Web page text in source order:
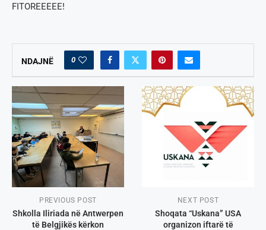
FITOREEEEE!
NDAJNË 0
PREVIOUS POST
Shkolla Iliriada në Antwerpen
të Belgjikës kërkon
NEXT POST
Shoqata “Uskana” USA
organizon iftarë të